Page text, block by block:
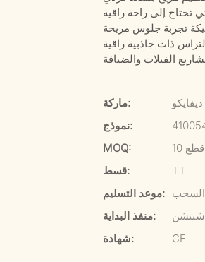
ماركة:
ديفايكو
نموذج:
MOQ:
10 قطع
قسط:
TT
موعد التسليم:
منفذ البداية:
شنتشن
شهادة:
CE